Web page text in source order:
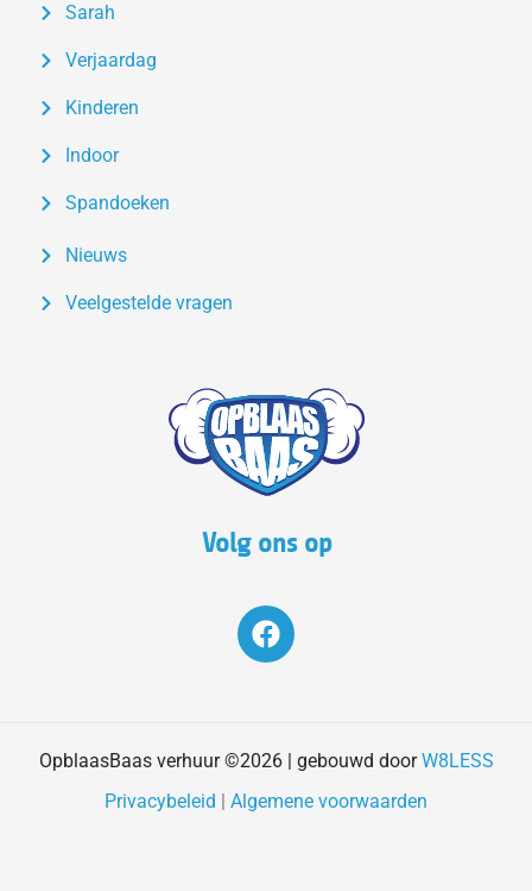
Sarah
Verjaardag
Kinderen
Indoor
Spandoeken
Nieuws
Veelgestelde vragen
Volg ons op
F
a
o
o
k
OpblaasBaas verhuur ©2026 | gebouwd doorW8LESS
Privacybeleid | Algemene voorwaarden